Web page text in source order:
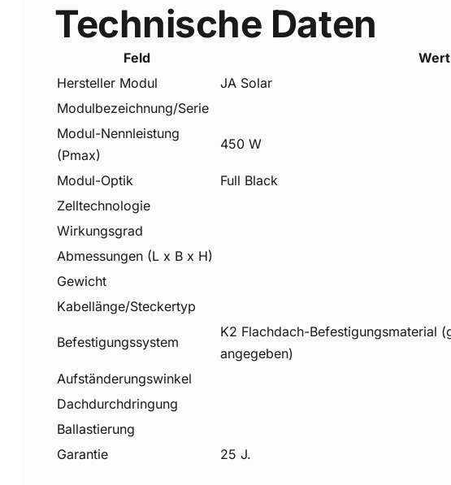
Technische Daten
Feld
Wert
Hersteller Modul
JA Solar
Modulbezeichnung/Serie
Modul-Nennleistung
(Pmax)
450 W
Modul-Optik
Full Black
Zelltechnologie
Wirkungsgrad
Abmessungen (L x B x H)
Gewicht
Kabellänge/Steckertyp
Befestigungssystem
K2 Flachdach-Befestigungsmaterial
angegeben)
Aufständerungswinkel
Dachdurchdringung
Ballastierung
Garantie
25 J.